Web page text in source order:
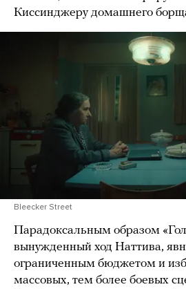
Киссинджеру домашнего
Bleecker Street
Парадоксальным образом
вынужденный ход Наттива,
ограниченным бюджетом и
массовых, тем более боевых